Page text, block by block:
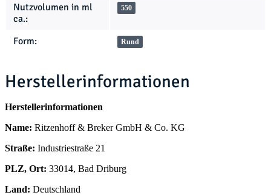
Nutzvolumen in ml
ca.:
550
Form: Rund
Herstellerinformationen
Herstellerinformationen
Name: Ritzenhoff & Breker GmbH & Co. KG
Straße: Industriestraße 21
PLZ, Ort: 33014, Bad Driburg
Land: Deutschland